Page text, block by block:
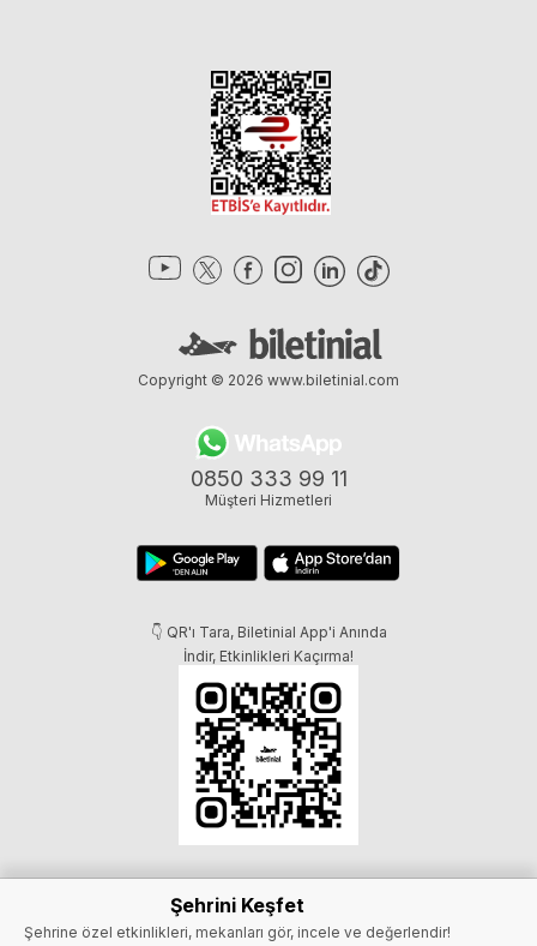
Şehrini Keşfet
Şehrine özel etkinlikleri, mekanları gör, incele ve değerlendir!
0850 333 99 11
Müşteri Hizmetleri
👇 QR'ı Tara, Biletinial App'i Anında
İndir, Etkinlikleri Kaçırma!
Copyright © 2026 www.biletinial.com